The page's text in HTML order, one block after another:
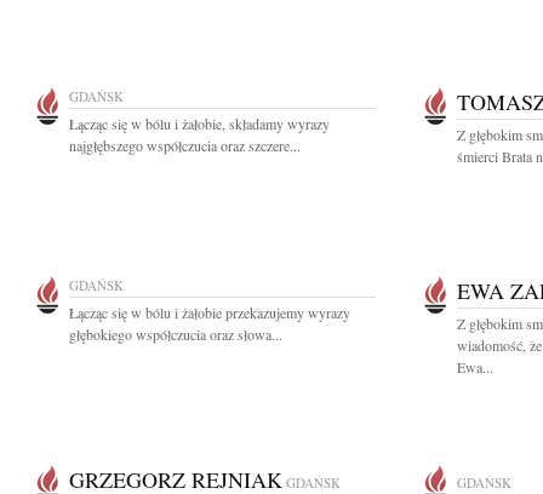
GDAŃSK
Łącząc się w bólu i żałobie, składamy wyrazy
najgłębszego współczucia oraz szczere...
Z głębokim
śmierci Brata
GDAŃSK
Łącząc się w bólu i żałobie przekazujemy wyrazy
głębokiego współczucia oraz słowa...
EWA
Z głębokim
wiadomość,
Ewa...
GRZEGORZ REJNIAK GDAŃSK GDAŃSK